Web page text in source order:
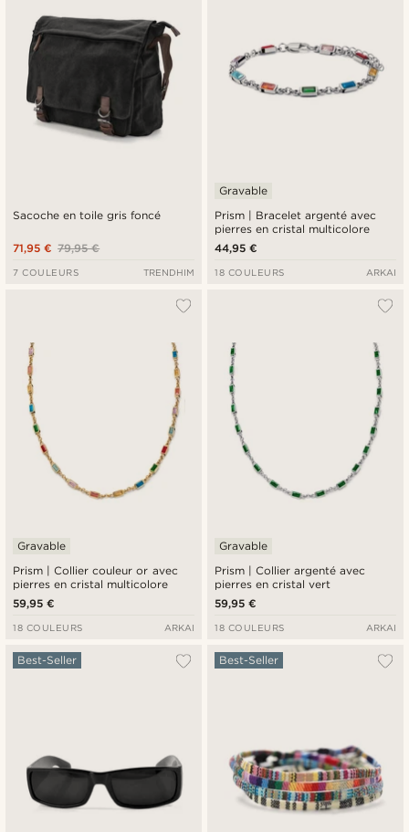
Sacoche en toile gris foncé
79,95 €
71,95 €
7 COULEURS TRENDHIM
Prism | Bracelet argenté avec
pierres en cristal multicolore
Gravable
44,95 €
18 COULEURS ARKAI
Prism | Collier couleur or avec
pierres en cristal multicolore
Gravable
59,95 €
18 COULEURS ARKAI
Prism | Collier argenté avec
pierres en cristal vert
Gravable
59,95 €
18 COULEURS ARKAI
Best-Seller Best-Seller